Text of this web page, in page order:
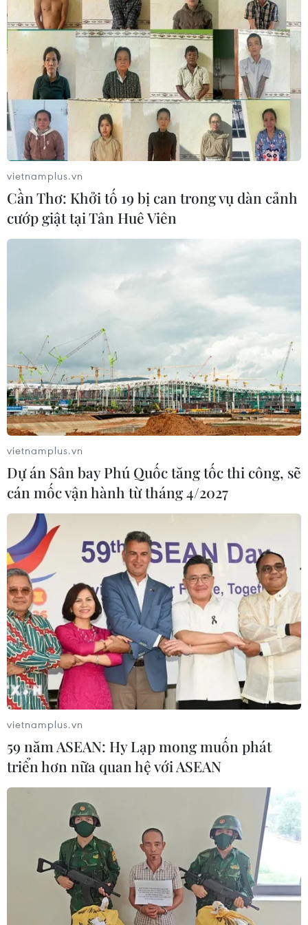
TIN CÙNG CHUYÊN MỤC
Cơ cấu lại vốn nhà nước tại doanh
vietnamplus.vn
Cần Thơ: Khởi tố 19 bị can trong vụ dàn cảnh
cướp giật tại Tân Huê Viên
vietnamplus.vn
Dự án Sân bay Phú Quốc tăng tốc thi công, sẽ
cán mốc vận hành từ tháng 4/2027
vietnamplus.vn
59 năm ASEAN: Hy Lạp mong muốn phát
triển hơn nữa quan hệ với ASEAN